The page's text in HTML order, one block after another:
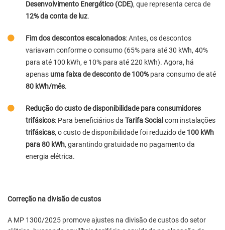
Desenvolvimento Energético (CDE), que representa cerca de
12% da conta de luz.
Fim dos descontos escalonados: Antes, os descontos
variavam conforme o consumo (65% para até 30 kWh, 40%
para até 100 kWh, e 10% para até 220 kWh). Agora, há
apenas uma faixa de desconto de 100%para consumo de até
80 kWh/mês.
Redução do custo de disponibilidade para consumidores
trifásicos: Para beneficiários da Tarifa Social com instalações
trifásicas, o custo de disponibilidade foi reduzido de 100 kWh
para 80 kWh, garantindo gratuidade no pagamento da
energia elétrica.
Correção na divisão de custos
A MP 1300/2025 promove ajustes na divisão de custos do setor